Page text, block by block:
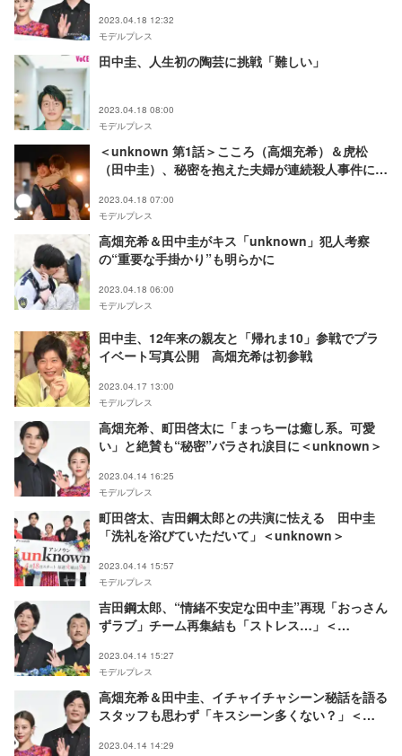
2023.04.18 12:32
モデルプレス
田中圭、人生初の陶芸に挑戦「難しい」
2023.04.18 08:00
モデルプレス
＜unknown 第1話＞こころ（高畑充希）＆虎松
（田中圭）、秘密を抱えた夫婦が連続殺人事件に巻
2023.04.18 07:00
モデルプレス
高畑充希＆田中圭がキス「unknown」犯人考察
の“重要な手掛かり”も明らかに
2023.04.18 06:00
モデルプレス
田中圭、12年来の親友と「帰れま10」参戦でプラ
イベート写真公開 高畑充希は初参戦
2023.04.17 13:00
モデルプレス
高畑充希、町田啓太に「まっちーは癒し系。可愛
い」と絶賛も“秘密”バラされ涙目に＜unknown＞
2023.04.14 16:25
モデルプレス
町田啓太、吉田鋼太郎との共演に怯える 田中圭
「洗礼を浴びていただいて」＜unknown＞
2023.04.14 15:57
モデルプレス
吉田鋼太郎、“情緒不安定な田中圭”再現「おっさん
ずラブ」チーム再集結も「ストレス…」＜
2023.04.14 15:27
モデルプレス
高畑充希＆田中圭、イチャイチャシーン秘話を語る
スタッフも思わず「キスシーン多くない？」＜
2023.04.14 14:29